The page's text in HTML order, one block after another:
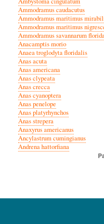
Ammodramus caudacutus
Ammodramus maritimus
Ammodramus maritimus
Ammodramus savannarum
Anacamptis morio
Anaea troglodyta floridalis
Anas acuta
Anas americana
Anas clypeata
Anas crecca
Anas cyanoptera
Anas penelope
Anas platyrhynchos
Anas strepera
Anaxyrus americanus
Ancylastrum cumingianus
Andrena hattorfiana